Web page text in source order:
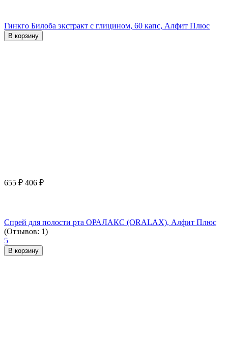
Гинкго Билоба экстракт с глицином, 60 капс, Алфит Плюс
В корзину
655 ₽ 406 ₽
Спрей для полости рта ОРАЛАКС (ORALAX), Алфит Плюс
(Отзывов: 1)
5
В корзину